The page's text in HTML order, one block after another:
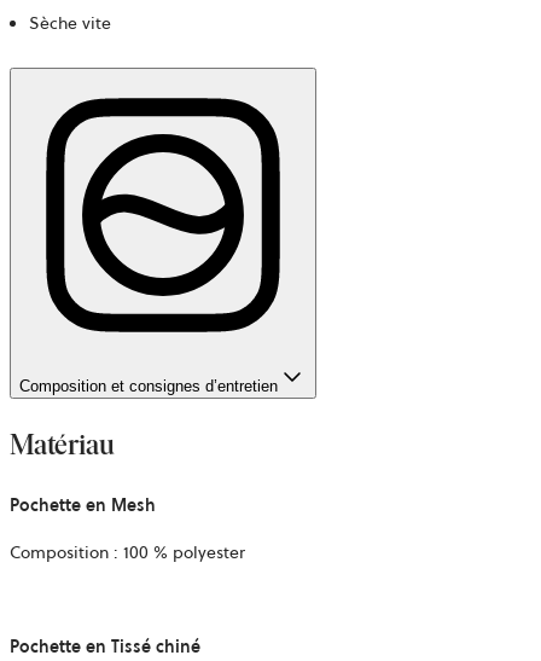
Sèche vite
Composition et consignes d’entretien
Matériau
Pochette en Mesh
Composition : 100 % polyester
Pochette en Tissé chiné